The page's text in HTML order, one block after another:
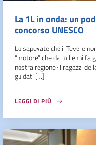
La 1L in onda: un
concorso UNESCO
Lo sapevate che il Tevere
“motore” che da millenni fa
nostra regione? I ragazzi
guidati […]
LEGGI DI PIÙ